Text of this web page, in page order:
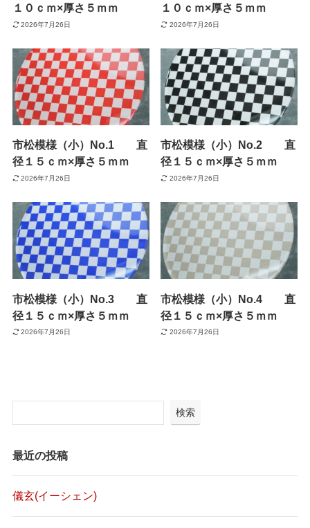
１０ｃｍ×厚さ５ｍｍ
2026年7月26日
１０ｃｍ×厚さ５ｍｍ
2026年7月26日
市松模様（小）No.1 直
径１５ｃｍ×厚さ５ｍｍ
2026年7月26日
市松模様（小）No.2 直
径１５ｃｍ×厚さ５ｍｍ
2026年7月26日
市松模様（小）No.3 直
径１５ｃｍ×厚さ５ｍｍ
2026年7月26日
市松模様（小）No.4 直
径１５ｃｍ×厚さ５ｍｍ
2026年7月26日
検索
最近の投稿
儀玄(イーシェン)